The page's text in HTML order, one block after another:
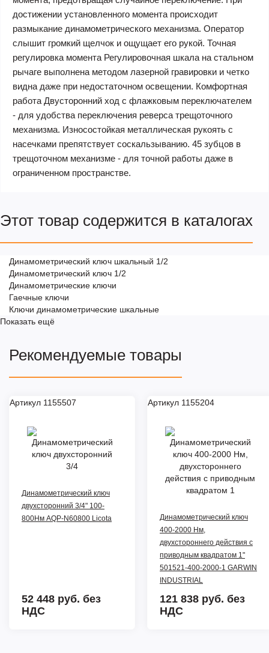
достижении установленного момента происходит
размыкание динамометрического механизма. Оператор
слышит громкий щелчок и ощущает его рукой. Точная
регулировка момента Регулировочная шкала на стальном
рычаге выполнена методом лазерной гравировки и четко
видна даже при недостаточном освещении. Комфортная
работа Двусторонний ход с флажковым переключателем
- для удобства переключения реверса трещоточного
механизма. Износостойкая металлическая рукоять с
насечками препятствует соскальзыванию. 45 зубцов в
трещоточном механизме - для точной работы даже в
ограниченном пространстве.
Этот товар содержится в каталогах
Динамометрический ключ шкальный 1/2
Динамометрический ключ 1/2
Динамометрические ключи
Гаечные ключи
Ключи динамометрические шкальные
Показать ещё
Рекомендуемые товары
Артикул 1155507
Динамометрический ключ
двухсторонний 3/4" 100-
800Нм AQP-N60800 Licota
52 448 руб. без
НДС
Артикул 1155204
Динамометрический ключ
400-2000 Нм,
двухстороннего действия с
приводным квадратом 1"
501521-400-2000-1 GARWIN
INDUSTRIAL
121 838 руб. без
НДС